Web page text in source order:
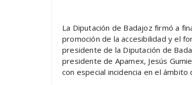
La Diputación de Badajoz firmó a
promoción de la accesibilidad y el
presidente de la Diputación de
presidente de Apamex, Jesús
con especial incidencia en el